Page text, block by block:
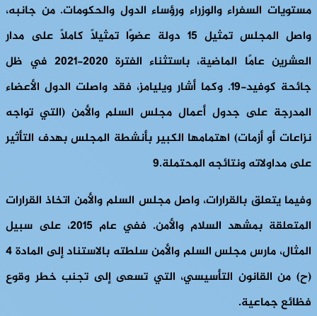
مستويات السفراء والوزراء ورؤساء الدول والحكومات. من جانبه،
واصل المجلس تمثيل 15 دولة عضوًا تمثيلًا كاملاً على مدار
العشرين عامًا الماضية، باستثناء الفترة 2020-2021 في ظل
جائحة كوفيد-19. وكما أشار ويليامز، فقد واصلت الدول الأعضاء
المدرجة على جدول أعمال مجلس السلم والأمن (التي تواجه
نزاعات أو أزمات) اهتمامها الكبير بأنشطة المجلس بهدف التأثير
على مداولاته ونتائجه المحتملة.9
وفيما يتعلق بالقرارات، واصل مجلس السلم والأمن اتخاذ القرارات
المتعلقة بمشهد السلام والأمن. ففي عام 2015، على سبيل
المثال، مارس مجلس السلم والأمن سلطته بالاستناد إلى المادة 4
(ح) من القانون التأسيسي، التي تسعى إلى تجنب خطر وقوع
فظائع جماعية.